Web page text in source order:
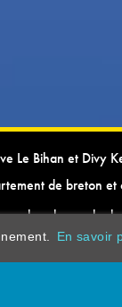
Le Bihan et Divy
de breton et
brezhoneg ha
En savoir